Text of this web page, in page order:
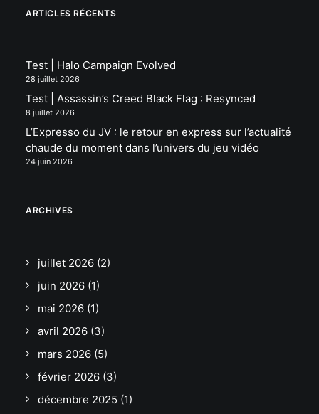
ARTICLES RÉCENTS
Test | Halo Campaign Evolved
28 juillet 2026
Test | Assassin’s Creed Black Flag : Resynced
8 juillet 2026
L’Expresso du JV : le retour en express sur l’actualité
chaude du moment dans l’univers du jeu vidéo
24 juin 2026
ARCHIVES
juillet 2026 (2)
juin 2026 (1)
mai 2026 (1)
avril 2026 (3)
mars 2026 (5)
février 2026 (3)
décembre 2025 (1)